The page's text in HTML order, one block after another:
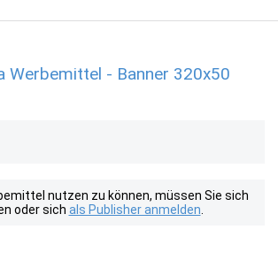
Werbemittel - Banner 320x50
nutzen zu können, müssen Sie sich
oder sich als Publisher anmelden